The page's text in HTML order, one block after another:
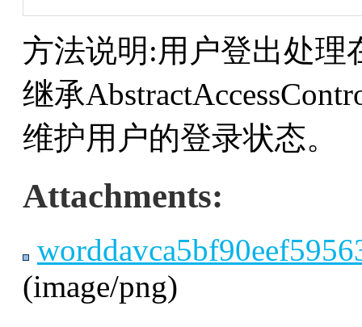
方法说明:用户登出处理
继承
维护用户的登录状态。
Attachments:
(image/png)